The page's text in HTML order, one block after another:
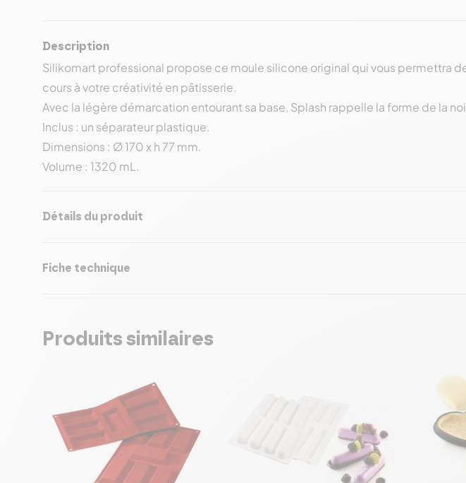
Description
Silikomart professional propose ce moule silicone original qui vous permettra
cours à votre créativité en pâtisserie.
Avec la légère démarcation entourant sa base, Splash rappelle la forme de la
Inclus : un séparateur plastique.
Dimensions : ∅ 170 x h 77 mm.
Volume : 1320 mL.
Détails du produit
Fiche technique
Produits similaires